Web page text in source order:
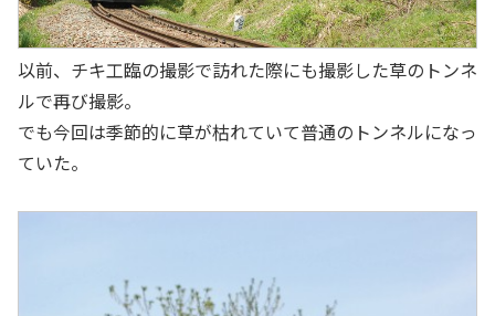
以前、チキ工臨の撮影で訪れた際にも撮影した草のトンネ
ルで再び撮影。
でも今回は季節的に草が枯れていて普通のトンネルになっ
ていた。